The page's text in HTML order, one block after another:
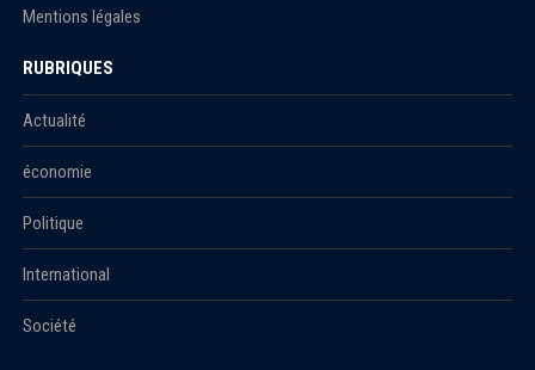
Mentions légales
RUBRIQUES
Actualité
économie
Politique
International
Société